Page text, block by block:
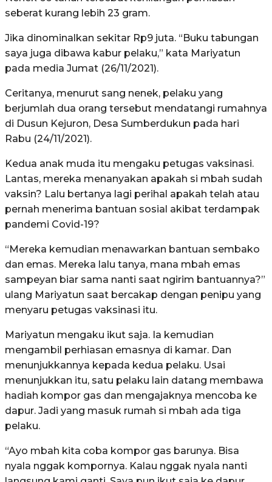
seberat kurang lebih 23 gram.
Jika dinominalkan sekitar Rp9 juta. “Buku tabungan
saya juga dibawa kabur pelaku,” kata Mariyatun
pada media Jumat (26/11/2021).
Ceritanya, menurut sang nenek, pelaku yang
berjumlah dua orang tersebut mendatangi rumahnya
di Dusun Kejuron, Desa Sumberdukun pada hari
Rabu (24/11/2021).
Kedua anak muda itu mengaku petugas vaksinasi.
Lantas, mereka menanyakan apakah si mbah sudah
vaksin? Lalu bertanya lagi perihal apakah telah atau
pernah menerima bantuan sosial akibat terdampak
pandemi Covid-19?
“Mereka kemudian menawarkan bantuan sembako
dan emas. Mereka lalu tanya, mana mbah emas
sampeyan biar sama nanti saat ngirim bantuannya?”
ulang Mariyatun saat bercakap dengan penipu yang
menyaru petugas vaksinasi itu.
Mariyatun mengaku ikut saja. Ia kemudian
mengambil perhiasan emasnya di kamar. Dan
menunjukkannya kepada kedua pelaku. Usai
menunjukkan itu, satu pelaku lain datang membawa
hadiah kompor gas dan mengajaknya mencoba ke
dapur. Jadi yang masuk rumah si mbah ada tiga
pelaku.
“Ayo mbah kita coba kompor gas barunya. Bisa
nyala nggak kompornya. Kalau nggak nyala nanti